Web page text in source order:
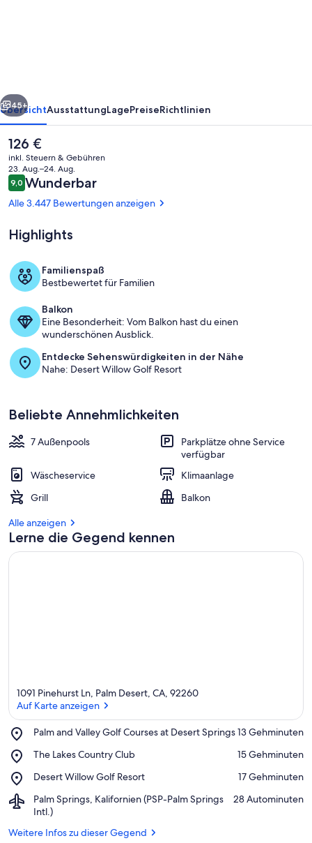
Weiter
45+
ÜbersichtAusstattungLagePreiseRichtlinien
Der
aktuelle
Preis
beträgt
126 €.
126 €
inkl. Steuern & Gebühren
23. Aug.–24. Aug.
Bewertungen
9,09,0 von 10.
Wunderbar
Alle 3.447 Bewertungen anzeigen
Highlights
Familienspaß
Bestbewertet für Familien
Balkon
Eine Besonderheit: Vom Balkon hast du einen
wunderschönen Ausblick.
Entdecke Sehenswürdigkeiten in der Nähe
Nahe: Desert Willow Golf Resort
Beliebte Annehmlichkeiten
7 Außenpools
Parkplätze ohne Service
verfügbar
Wäscheservice
Klimaanlage
Grill
Balkon
Alle anzeigen
Lerne die Gegend kennen
1091 Pinehurst Ln, Palm Desert, CA, 92260
Auf Karte anzeigen
Palm and Valley Golf Courses at Desert Springs
Place,
and
Golf
Courses
at
Desert
Springs
‪13 Gehminuten‬
The Lakes Country Club
Place,
Lakes
Club
‪15 Gehminuten‬
Desert Willow Golf Resort
Place,
Willow
Golf
Resort
‪17 Gehminuten‬
Palm Springs, Kalifornien (PSP-Palm Springs
Intl.)
Airport,
Palm
Kalifornien
‪28 Autominuten‬
Weitere Infos zu dieser Gegend